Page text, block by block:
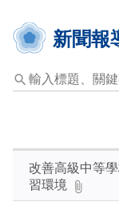
新聞報
輸
入
改善高級中等
習環境